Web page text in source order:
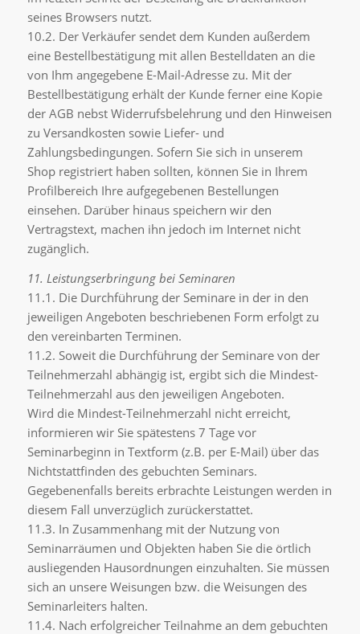
seines Browsers nutzt.
10.2. Der Verkäufer sendet dem Kunden außerdem
eine Bestellbestätigung mit allen Bestelldaten an die
von Ihm angegebene E-Mail-Adresse zu. Mit der
Bestellbestätigung erhält der Kunde ferner eine Kopie
der AGB nebst Widerrufsbelehrung und den Hinweisen
zu Versandkosten sowie Liefer- und
Zahlungsbedingungen. Sofern Sie sich in unserem
Shop registriert haben sollten, können Sie in Ihrem
Profilbereich Ihre aufgegebenen Bestellungen
einsehen. Darüber hinaus speichern wir den
Vertragstext, machen ihn jedoch im Internet nicht
zugänglich.
11. Leistungserbringung bei Seminaren
11.1. Die Durchführung der Seminare in der in den
jeweiligen Angeboten beschriebenen Form erfolgt zu
den vereinbarten Terminen.
11.2. Soweit die Durchführung der Seminare von der
Teilnehmerzahl abhängig ist, ergibt sich die Mindest-
Teilnehmerzahl aus den jeweiligen Angeboten.
Wird die Mindest-Teilnehmerzahl nicht erreicht,
informieren wir Sie spätestens 7 Tage vor
Seminarbeginn in Textform (z.B. per E-Mail) über das
Nichtstattfinden des gebuchten Seminars.
Gegebenenfalls bereits erbrachte Leistungen werden in
diesem Fall unverzüglich zurückerstattet.
11.3. In Zusammenhang mit der Nutzung von
Seminarräumen und Objekten haben Sie die örtlich
ausliegenden Hausordnungen einzuhalten. Sie müssen
sich an unsere Weisungen bzw. die Weisungen des
Seminarleiters halten.
11.4. Nach erfolgreicher Teilnahme an dem gebuchten